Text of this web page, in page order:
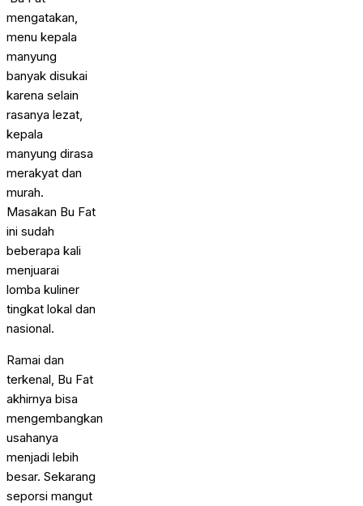
mengatakan,
menu kepala
manyung
banyak disukai
karena selain
rasanya lezat,
kepala
manyung dirasa
merakyat dan
murah.
Masakan Bu Fat
ini sudah
beberapa kali
menjuarai
lomba kuliner
tingkat lokal dan
nasional.
Ramai dan
terkenal, Bu Fat
akhirnya bisa
mengembangkan
usahanya
menjadi lebih
besar. Sekarang
seporsi mangut